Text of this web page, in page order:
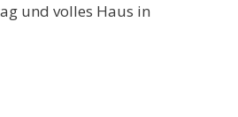
und volles Haus in